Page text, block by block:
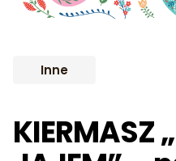
Inne
KIERMASZ